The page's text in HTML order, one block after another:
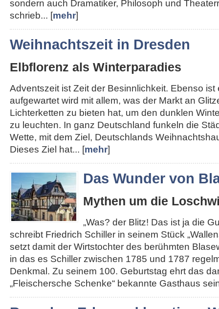
sondern auch Dramatiker, Philosoph und
schrieb... [mehr]
Weihnachtszeit in Dresden
Elbflorenz als Winterparadies
Adventszeit ist Zeit der Besinnlichkeit. Ebenso ist
aufgewartet wird mit allem, was der Markt an
Lichterketten zu bieten hat, um den dunklen
zu leuchten. In ganz Deutschland funkeln die
Wette, mit dem Ziel, Deutschlands
Dieses Ziel hat... [mehr]
Das Wunder von
Mythen um die
„Was? der Blitz! Das ist ja die
schreibt Friedrich Schiller in seinem Stück
setzt damit der Wirtstochter des berühmten
in das es Schiller zwischen 1785 und 1787
Denkmal. Zu seinem 100. Geburtstag ehrt das
„Fleischersche Schenke“ bekannte Gasthaus